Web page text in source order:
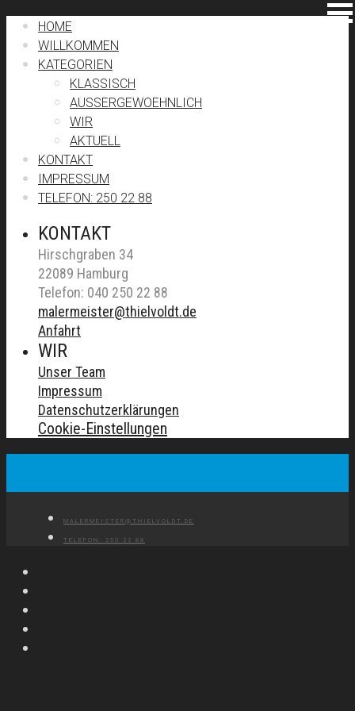
HOME
WILLKOMMEN
KATEGORIEN
KLASSISCH
AUSSERGEWOEHNLICH
WIR
AKTUELL
KONTAKT
IMPRESSUM
TELEFON: 250 22 88
KONTAKT
Hirschgraben 34
22089 Hamburg
Telefon: 040 250 22 88
malermeister@thielvoldt.de
Anfahrt
WIR
Unser Team
Impressum
Datenschutzerklärungen
Cookie-Einstellungen
MALERMEISTER@THIELVOLDT.DE
TELEFON: 250 22 88